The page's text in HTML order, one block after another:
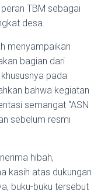
TBM sebagai
desa.
menyampaikan
bagian dari
pada
bahwa kegiatan
semangat “ASN
sebelum resmi
hibah,
kasih atas dukungan
buku-buku tersebut